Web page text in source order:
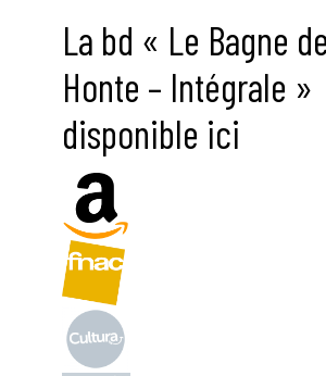
La bd « Le Bagne
Honte – Intégrale »
disponible ici